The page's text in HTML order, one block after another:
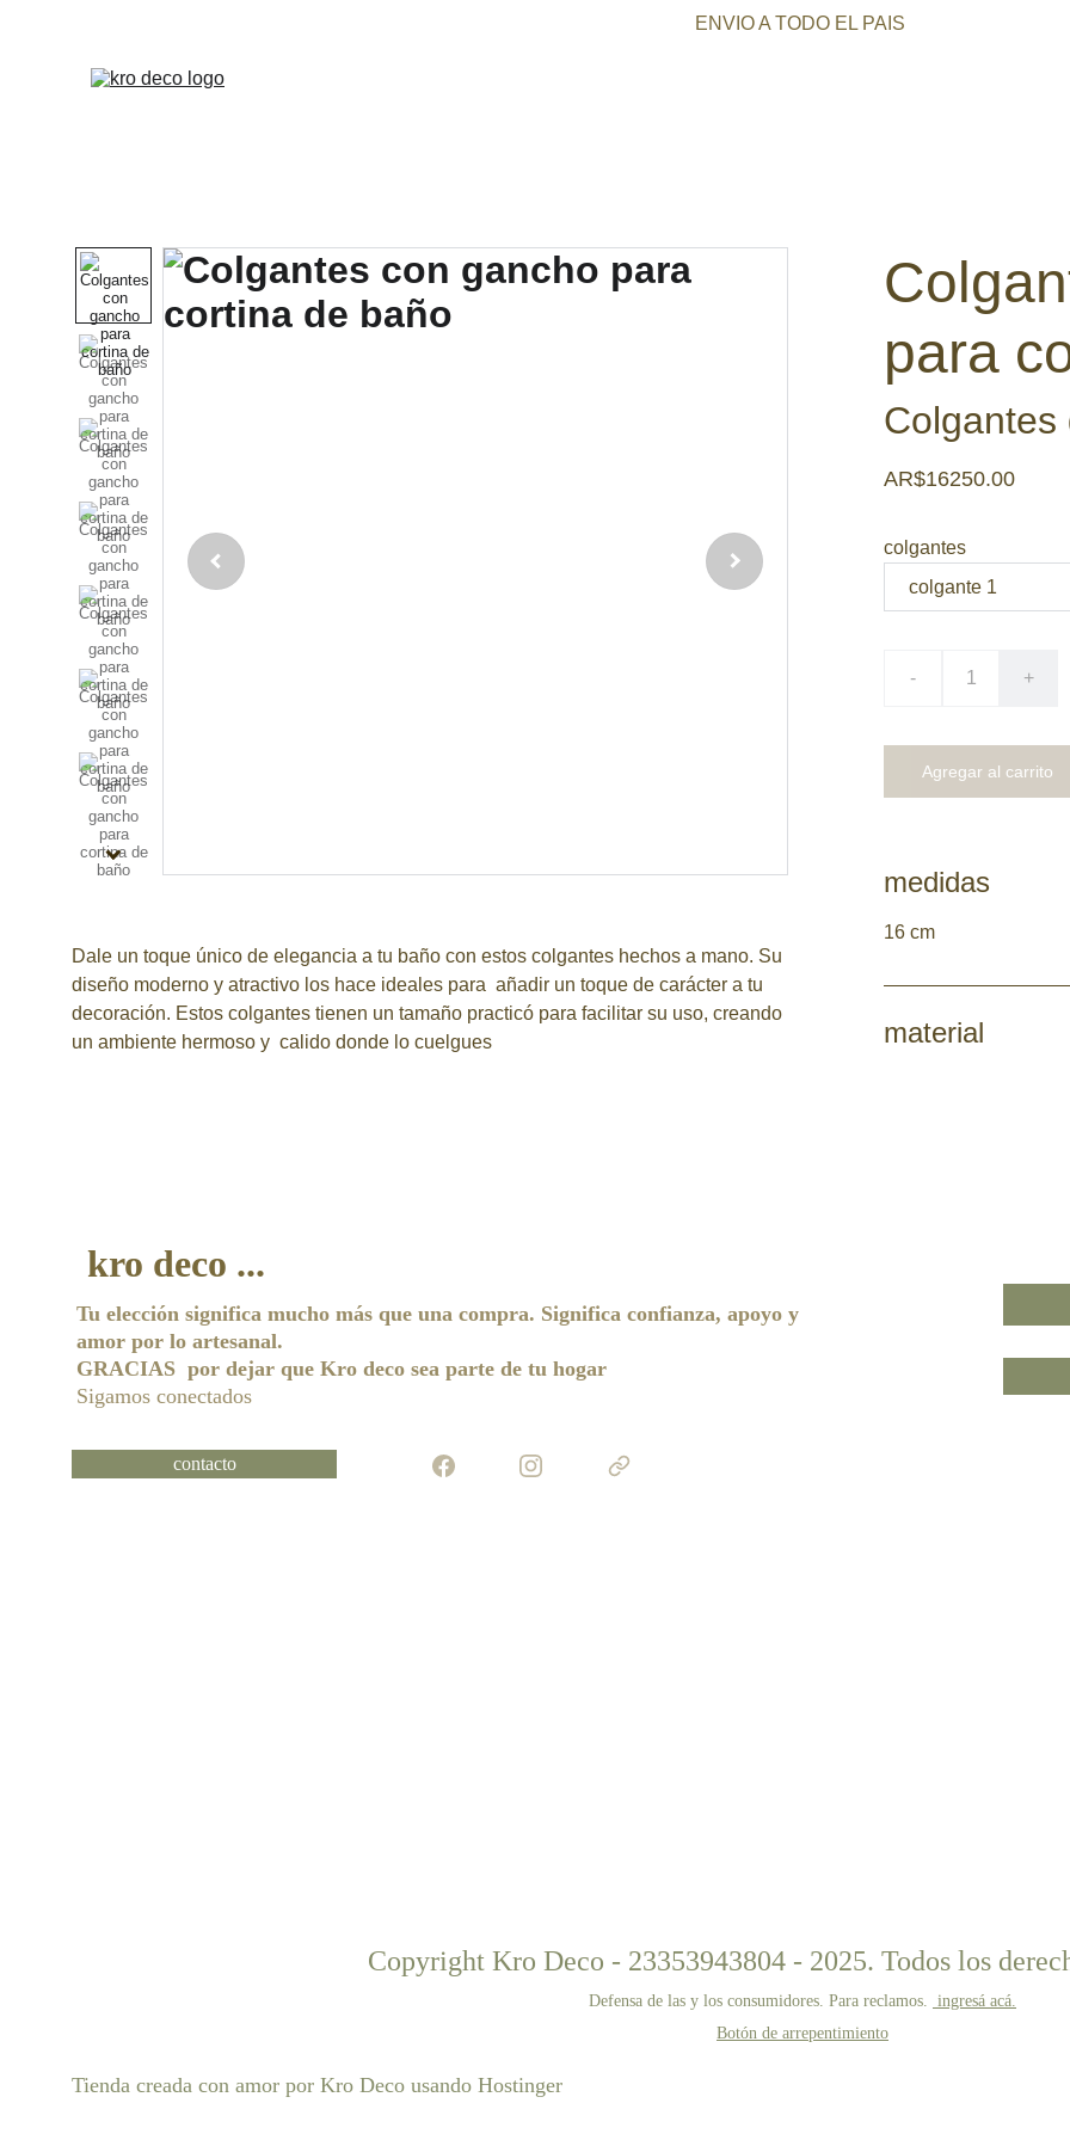
ENVIO A TODO EL PAIS
Dale un toque único de elegancia a tu baño con estos colgantes hechos a mano. Su
diseño moderno y atractivo los hace ideales para añadir un toque de carácter a tu
decoración. Estos colgantes tienen un tamaño practicó para facilitar su uso, creando
un ambiente hermoso y calido donde lo cuelgues
para
Colgantes
AR$16250.00
colgantes
- +
Agregar al carrito
medidas
16 cm
material
kro deco ...
contacto
Tu elección significa mucho más que una compra. Significa confianza, apoyo y
amor por lo artesanal.
GRACIAS  por dejar que Kro deco sea parte de tu hogar
Sigamos conectados
Copyright Kro Deco - 23353943804 - 2025. Todos los
Defensa de las y los consumidores. Para reclamos. ingresá acá.
Botón de arrepentimiento
Tienda creada con amor por Kro Deco usando Hostinger